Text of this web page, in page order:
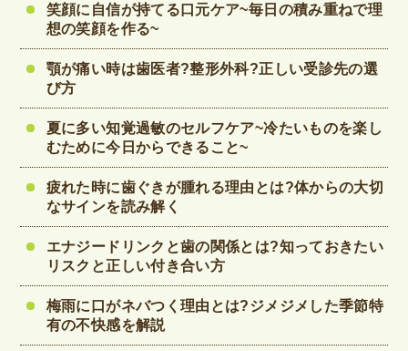
笑顔に自信が持てる口元ケア~毎日の積み重ねで理
想の笑顔を作る~
顎が痛い時は歯医者?整形外科?正しい受診先の選
び方
夏に多い知覚過敏のセルフケア~冷たいものを楽し
むために今日からできること~
疲れた時に歯ぐきが腫れる理由とは?体からの大切
なサインを読み解く
エナジードリンクと歯の関係とは?知っておきたい
リスクと正しい付き合い方
梅雨に口がネバつく理由とは?ジメジメした季節特
有の不快感を解説